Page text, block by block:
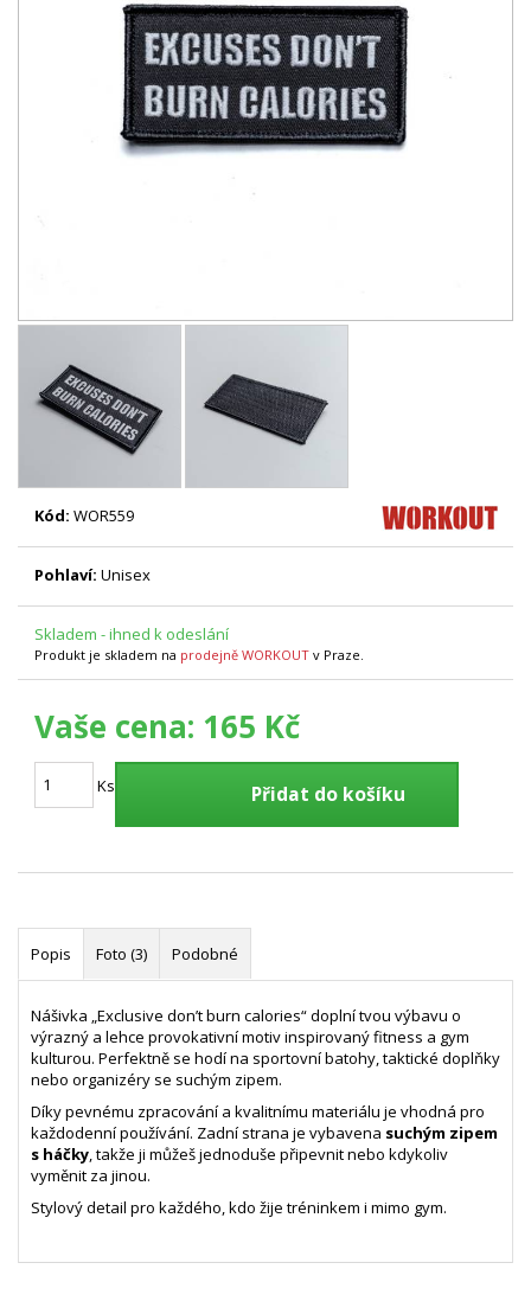
Kód: WOR559
Pohlaví: Unisex
Skladem - ihned k odeslání
Produkt je skladem na prodejně WORKOUT v Praze.
Vaše cena: 165 Kč
Ks Přidat do košíku
Popis Foto (3) Podobné
Nášivka „Exclusive don’t burn calories“ doplní tvou výbavu o
výrazný a lehce provokativní motiv inspirovaný fitness a gym
kulturou. Perfektně se hodí na sportovní batohy, taktické doplňky
nebo organizéry se suchým zipem.
Díky pevnému zpracování a kvalitnímu materiálu je vhodná pro
každodenní používání. Zadní strana je vybavena suchým zipem
s háčky, takže ji můžeš jednoduše připevnit nebo kdykoliv
vyměnit za jinou.
Stylový detail pro každého, kdo žije tréninkem i mimo gym.